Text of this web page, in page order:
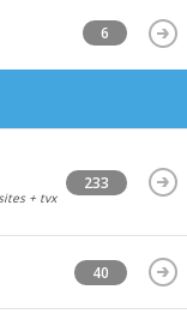
6
+ tvx
233
40